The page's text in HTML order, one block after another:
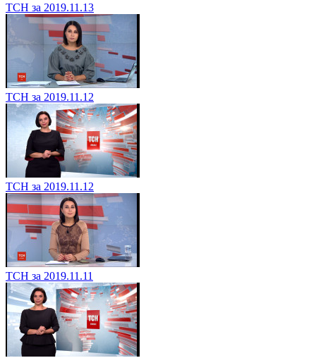
ТСН за 2019.11.13
ТСН за 2019.11.12
ТСН за 2019.11.12
ТСН за 2019.11.11